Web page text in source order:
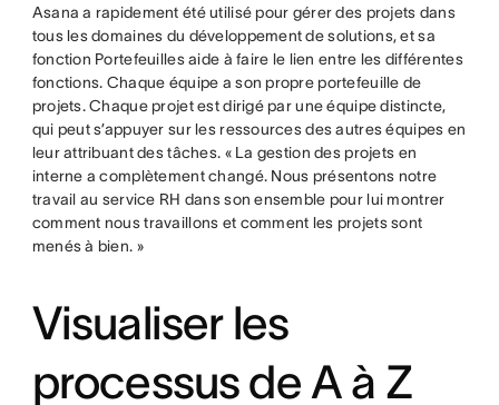
Asana a rapidement été utilisé pour gérer des projets dans
tous les domaines du développement de solutions, et sa
fonction Portefeuilles aide à faire le lien entre les différentes
fonctions. Chaque équipe a son propre portefeuille de
projets. Chaque projet est dirigé par une équipe distincte,
qui peut s’appuyer sur les ressources des autres équipes en
leur attribuant des tâches. « La gestion des projets en
interne a complètement changé. Nous présentons notre
travail au service RH dans son ensemble pour lui montrer
comment nous travaillons et comment les projets sont
menés à bien. »
Visualiser les
processus de A à Z